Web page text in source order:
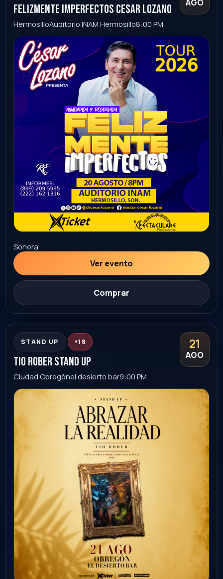
STAND UP +18
tio rober stand up
Ciudad Obregón el desierto bar9:00 PM
21
Sonora
Ver evento
CONCIERTO
horoscopos de durango
Irapuatolienzo charro Ignacio León ornelas
8:00 PM
22